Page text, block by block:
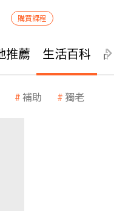
購買課程
推薦 生活百科
補助 獨老